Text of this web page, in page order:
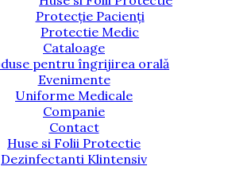
Protecție Pacienți
Protectie Medic
Cataloage
pentru îngrijirea orală
Evenimente
Uniforme Medicale
Companie
Contact
Huse si Folii Protectie
Dezinfectanti Klintensiv